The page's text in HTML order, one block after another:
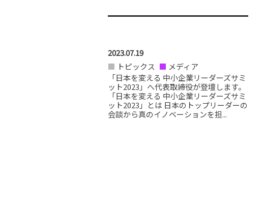
2023.07.19
トピックス
メディア
「日本を変える 中小企業リーダーズサミ
ット2023」へ代表取締役が登壇します。
「日本を変える 中小企業リーダーズサミ
ット2023」とは 日本のトップリーダーの
会談から真のイノベーションを担...